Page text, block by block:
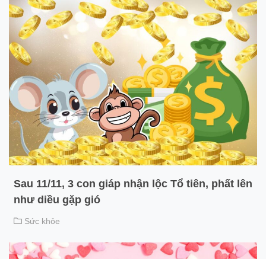
Sau 11/11, 3 con giáp nhận lộc Tổ tiên, phất lên
như diều gặp gió
Sức khỏe